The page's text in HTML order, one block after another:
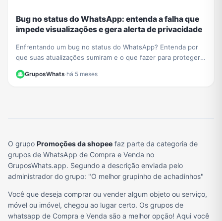
Bug no status do WhatsApp: entenda a falha que
impede visualizações e gera alerta de privacidade
Enfrentando um bug no status do WhatsApp? Entenda por
que suas atualizações sumiram e o que fazer para proteger
GruposWhats·há 5 meses
O grupo Promoções da shopee faz parte da categoria de
grupos de WhatsApp de Compra e Venda no
GruposWhats.app. Segundo a descrição enviada pelo
administrador do grupo: "O melhor grupinho de achadinhos"
Você que deseja comprar ou vender algum objeto ou serviço,
móvel ou imóvel, chegou ao lugar certo. Os grupos de
whatsapp de Compra e Venda são a melhor opção! Aqui você